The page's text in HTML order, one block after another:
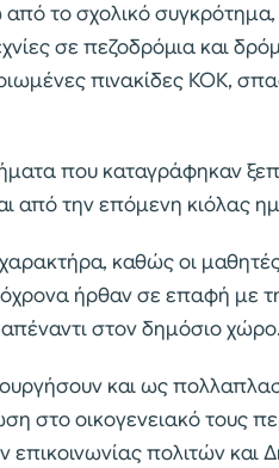
το σχολικό συγκρότημα,
σε πεζοδρόμια και
πινακίδες ΚΟΚ,
που καταγράφηκαν
από την επόμενη κιόλας
χαρακτήρα, καθώς οι
ήρθαν σε επαφή με
απέναντι στον δημόσιο χώρο.
και ως
στο οικογενειακό τους
πολιτών και